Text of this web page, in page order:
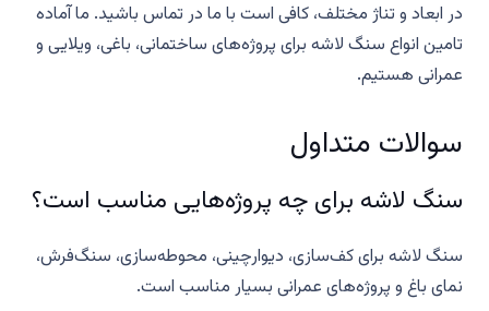
در ابعاد و تناژ مختلف، کافی است با ما در تماس باشید. ما آماده
تامین انواع سنگ لاشه برای پروژه‌های ساختمانی، باغی، ویلایی و
عمرانی هستیم.
سوالات متداول
سنگ لاشه برای چه پروژه‌هایی مناسب است؟
سنگ لاشه برای کف‌سازی، دیوارچینی، محوطه‌سازی، سنگ‌فرش،
نمای باغ و پروژه‌های عمرانی بسیار مناسب است.